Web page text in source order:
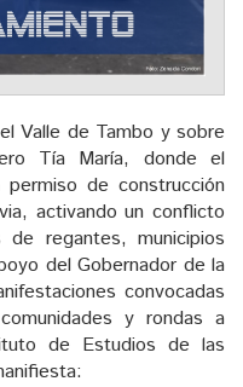
Valle de Tambo y sobre
Tía María, donde el
de construcción
activando un conflicto
de regantes, municipios
del Gobernador de la
convocadas
y rondas a
de Estudios de las